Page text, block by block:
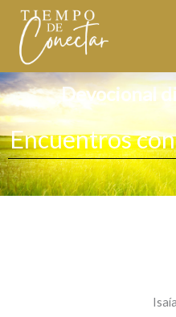
contenido
Devocional
Encuentros